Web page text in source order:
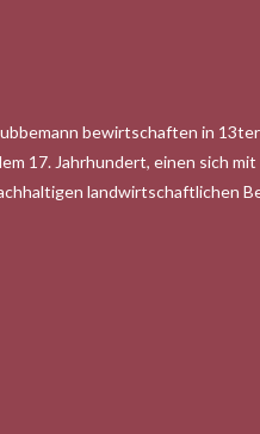
bewirtschaften in 13ter
17. Jahrhundert, einen sich
landwirtschaftlichen